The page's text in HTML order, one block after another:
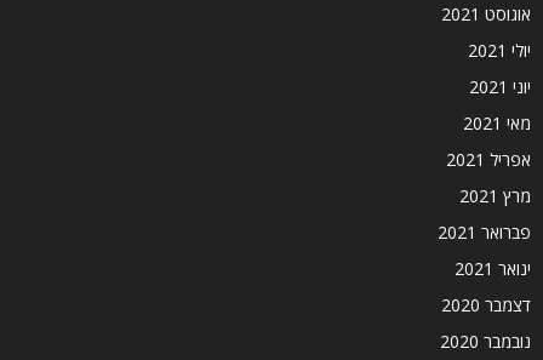
אוגוסט 2021
יולי 2021
יוני 2021
מאי 2021
אפריל 2021
מרץ 2021
פברואר 2021
ינואר 2021
דצמבר 2020
נובמבר 2020